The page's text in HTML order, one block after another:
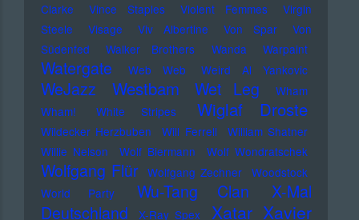
Clarke
Vince Staples Violent Femmes
Virgin
Steele
Visage Viv Albertine Von Spar
Von
Südenfed
Walker Brothers Wanda Warpaint
Watergate Web Web Weird Al Yankovic
WeJazz Westbam Wet Leg
Wham
Wham!
White Stripes Wiglaf Droste
Wildecker Herzbuben Will Ferrell
William Shatner
Willie Nelson
Wolf Biermann Wolf Wondratschek
Wolfgang Flür Wolfgang Zechner
Woodstock
World Party
Wu-Tang Clan
X-Mal
Deutschland
X-Ray Spex Xatar Xavier